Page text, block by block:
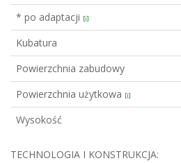
* po adaptacji [i]
Kubatura
Powierzchnia zabudowy
Powierzchnia użytkowa [i]
Wysokość
TECHNOLOGIA I KONSTRUKCJA: